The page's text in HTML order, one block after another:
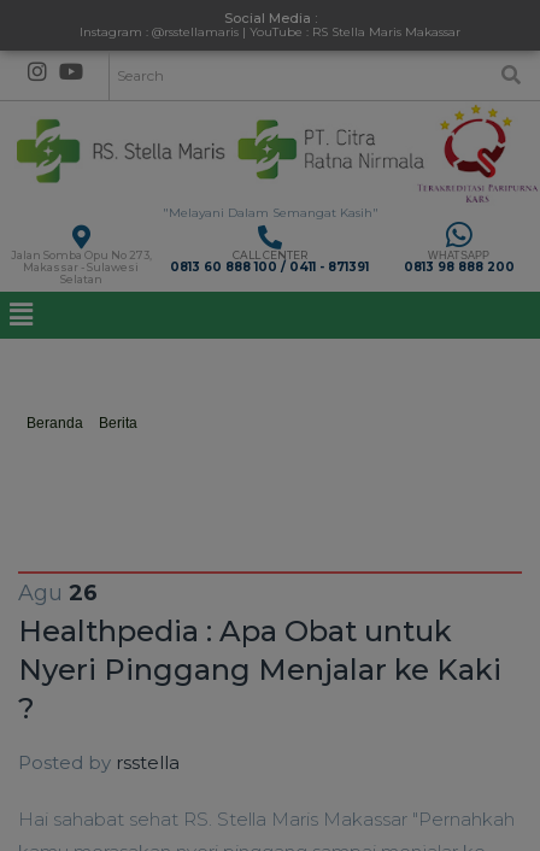
Social Media :
Instagram : @rsstellamaris | YouTube : RS Stella Maris Makassar
"Melayani Dalam Semangat Kasih"
Jalan Somba Opu No 273,
Makassar - Sulawesi
Selatan
CALL CENTER
0813 60 888 100 / 0411 - 871391
WHATSAPP
0813 98 888 200
Beranda Berita
Agu 26
Healthpedia : Apa Obat untuk
Nyeri Pinggang Menjalar ke Kaki
?
Posted by rsstella
Hai sahabat sehat RS. Stella Maris Makassar "Pernahkah